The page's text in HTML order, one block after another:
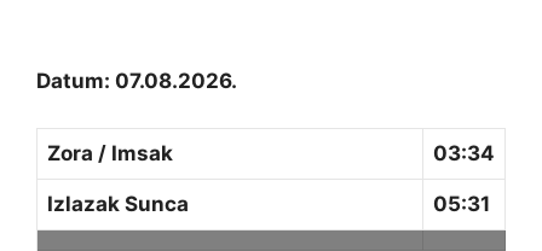
Datum: 07.08.2026.
Zora / Imsak 03:34
Izlazak Sunca 05:31